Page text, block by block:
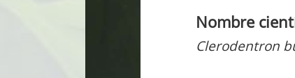
Nombre
Clerodentron